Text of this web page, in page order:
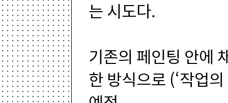
는 시도다.
기존의 페인팅 안에
한 방식으로 (‘작업